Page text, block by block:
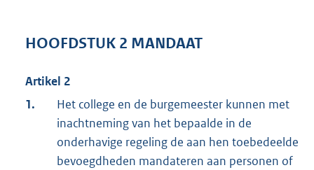
HOOFDSTUK 2 MANDAAT
Artikel 2
1.
Het college en de burgemeester kunnen met
inachtneming van het bepaalde in de
onderhavige regeling de aan hen toebedeelde
bevoegdheden mandateren aan personen of